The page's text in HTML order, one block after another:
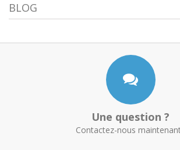
BLOG
Une question ?
Contactez-nous